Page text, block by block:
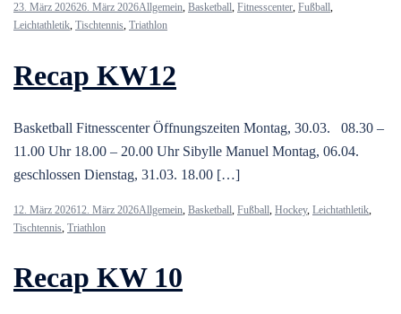
23. März 202626. März 2026Allgemein, Basketball, Fitnesscenter, Fußball,
Leichtathletik, Tischtennis, Triathlon
Recap KW12
Basketball Fitnesscenter Öffnungszeiten Montag, 30.03. 08.30 –
11.00 Uhr 18.00 – 20.00 Uhr Sibylle Manuel Montag, 06.04.
geschlossen Dienstag, 31.03. 18.00 […]
12. März 202612. März 2026Allgemein Basketball Fußball Hockey, Leichtathletik
Tischtennis Triathlon
Recap KW 10